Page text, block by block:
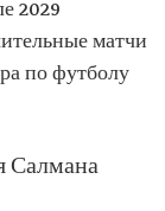
2029
матчи
по футболу
Салмана